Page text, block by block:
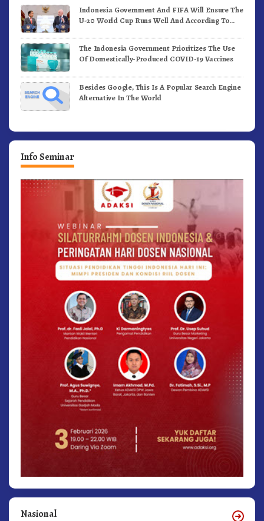
Indonesia Government And FIFA Will Ensure The
U-20 World Cup Runs Well And According To
The Indonesia Government Prioritizes The Use
Of Domestically-Produced COVID-19 Vaccines
Besides Google, This Is A Popular Search Engine
Alternative In The World
Info Seminar
Nasional